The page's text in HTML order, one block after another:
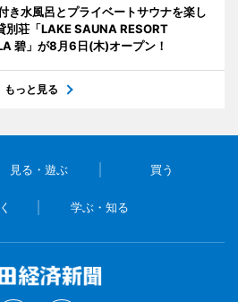
き水風呂とプライベートサウナを楽し
別荘「LAKE SAUNA RESORT
碧」が8月6日(木)オープン！
もっと見る
見る・遊ぶ 買う
学ぶ・知る